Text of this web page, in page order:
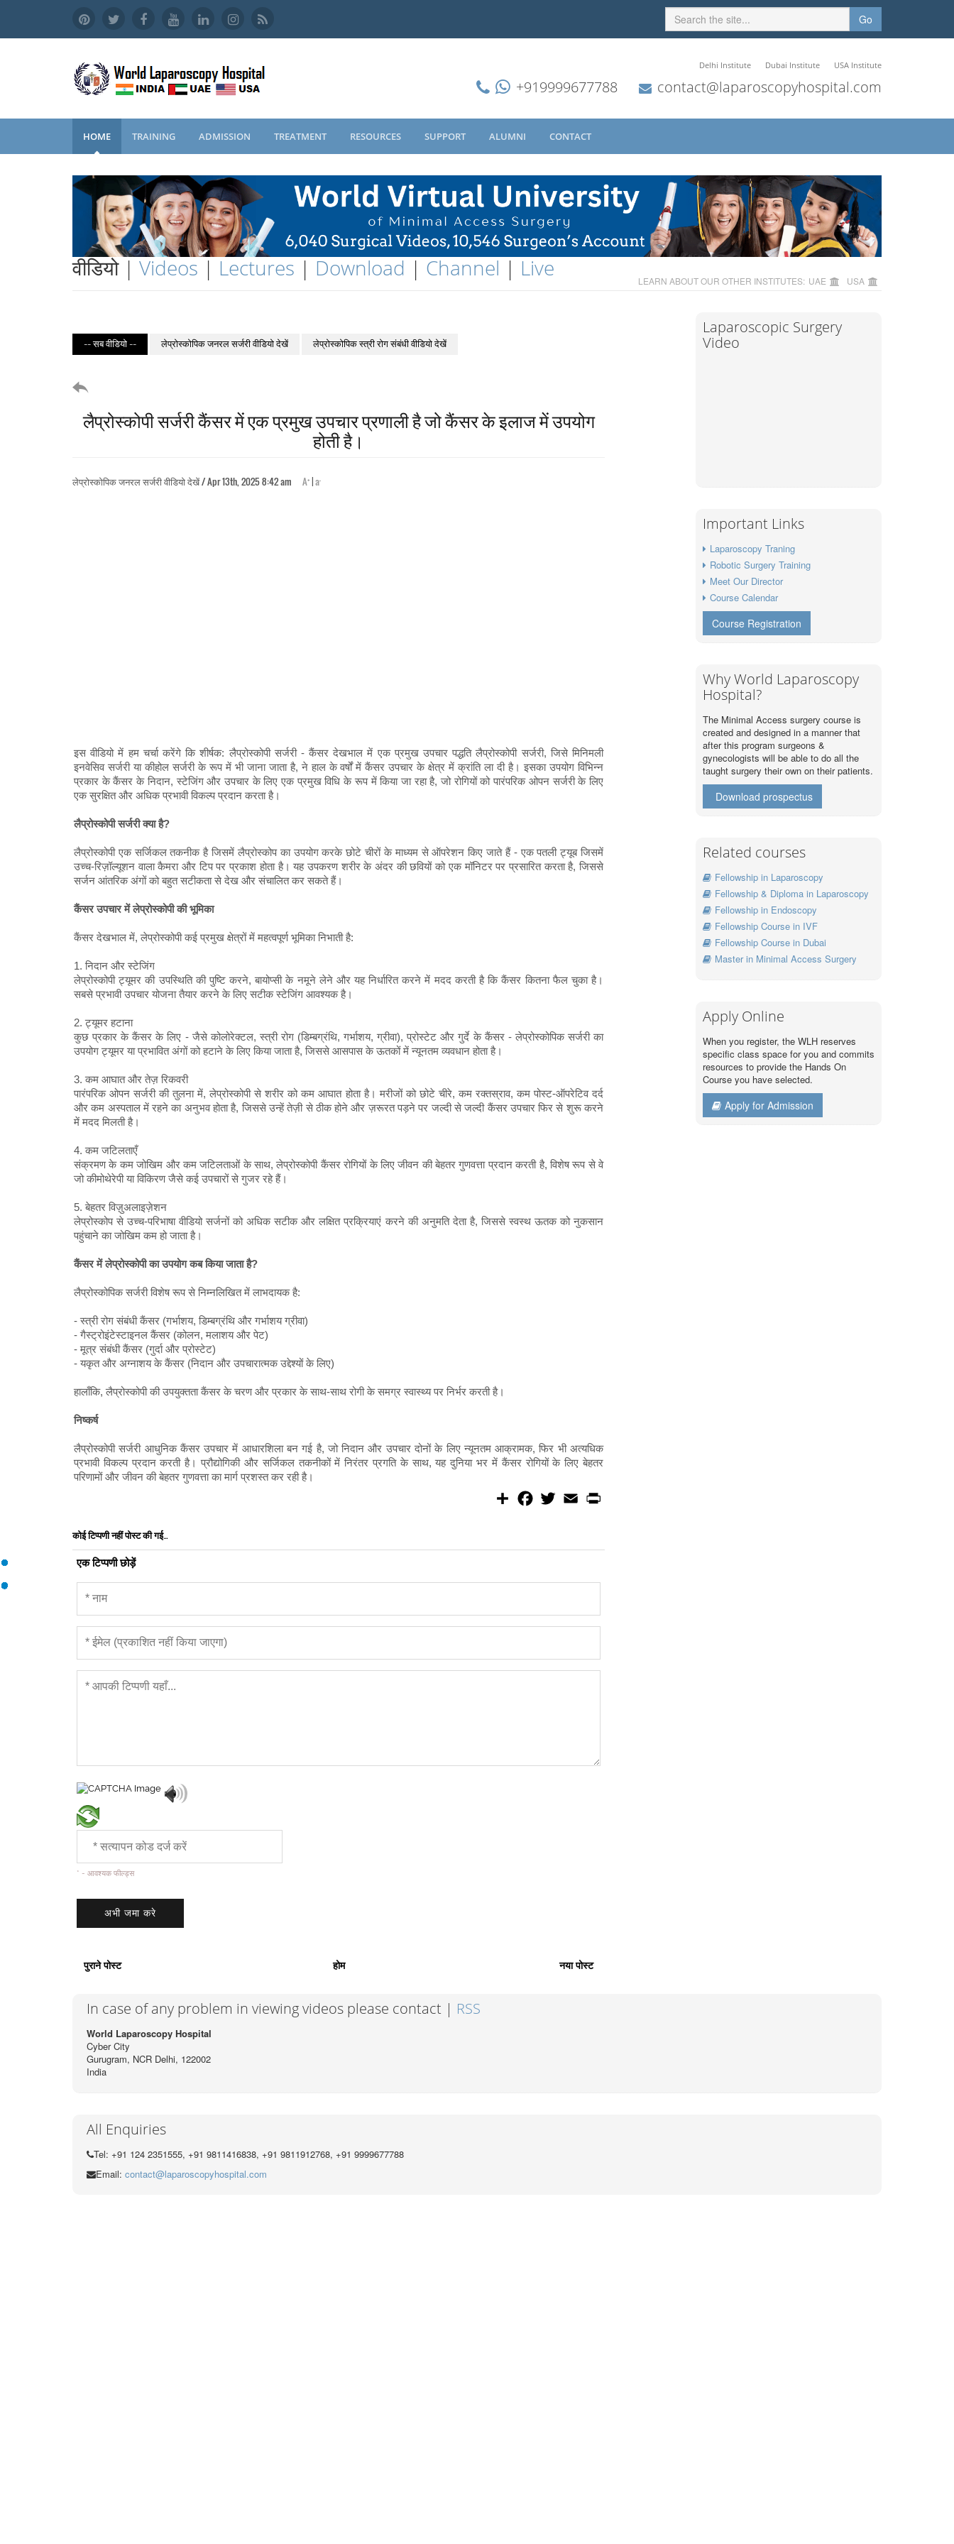
Go
Delhi Institute Dubai Institute USA Institute
+919999677788 contact@laparoscopyhospital.com
HOME TRAINING ADMISSION TREATMENT RESOURCES SUPPORT ALUMNI CONTACT
वीडियो | Videos | Lectures | Download | Channel | Live LEARN ABOUT OUR OTHER INSTITUTES: UAE USA
-- सब वीडियो -- लेप्रोस्कोपिक जनरल सर्जरी वीडियो देखें लेप्रोस्कोपिक स्त्री रोग संबंधी वीडियो देखें
लैप्रोस्कोपी सर्जरी कैंसर में एक प्रमुख उपचार प्रणाली है जो कैंसर के इलाज में उपयोग
होती है।
लेप्रोस्कोपिक जनरल सर्जरी वीडियो देखें / Apr 13th, 2025 8:42 am A+ |a-
इस वीडियो में हम चर्चा करेंगे कि शीर्षक: लैप्रोस्कोपी सर्जरी - कैंसर देखभाल में एक प्रमुख उपचार पद्धति लैप्रोस्कोपी सर्जरी, जिसे मिनिमली
इनवेसिव सर्जरी या कीहोल सर्जरी के रूप में भी जाना जाता है, ने हाल के वर्षों में कैंसर उपचार के क्षेत्र में क्रांति ला दी है। इसका उपयोग विभिन्न
प्रकार के कैंसर के निदान, स्टेजिंग और उपचार के लिए एक प्रमुख विधि के रूप में किया जा रहा है, जो रोगियों को पारंपरिक ओपन सर्जरी के लिए
एक सुरक्षित और अधिक प्रभावी विकल्प प्रदान करता है।
लैप्रोस्कोपी सर्जरी क्या है?
लैप्रोस्कोपी एक सर्जिकल तकनीक है जिसमें लैप्रोस्कोप का उपयोग करके छोटे चीरों के माध्यम से ऑपरेशन किए जाते हैं - एक पतली ट्यूब जिसमें
उच्च-रिज़ॉल्यूशन वाला कैमरा और टिप पर प्रकाश होता है। यह उपकरण शरीर के अंदर की छवियों को एक मॉनिटर पर प्रसारित करता है, जिससे
सर्जन आंतरिक अंगों को बहुत सटीकता से देख और संचालित कर सकते हैं।
कैंसर उपचार में लेप्रोस्कोपी की भूमिका
कैंसर देखभाल में, लेप्रोस्कोपी कई प्रमुख क्षेत्रों में महत्वपूर्ण भूमिका निभाती है:
1. निदान और स्टेजिंग
लेप्रोस्कोपी ट्यूमर की उपस्थिति की पुष्टि करने, बायोप्सी के नमूने लेने और यह निर्धारित करने में मदद करती है कि कैंसर कितना फैल चुका है।
सबसे प्रभावी उपचार योजना तैयार करने के लिए सटीक स्टेजिंग आवश्यक है।
2. ट्यूमर हटाना
कुछ प्रकार के कैंसर के लिए - जैसे कोलोरेक्टल, स्त्री रोग (डिम्बग्रंथि, गर्भाशय, ग्रीवा), प्रोस्टेट और गुर्दे के कैंसर - लेप्रोस्कोपिक सर्जरी का
उपयोग ट्यूमर या प्रभावित अंगों को हटाने के लिए किया जाता है, जिससे आसपास के ऊतकों में न्यूनतम व्यवधान होता है।
3. कम आघात और तेज़ रिकवरी
पारंपरिक ओपन सर्जरी की तुलना में, लेप्रोस्कोपी से शरीर को कम आघात होता है। मरीजों को छोटे चीरे, कम रक्तस्राव, कम पोस्ट-ऑपरेटिव दर्द
और कम अस्पताल में रहने का अनुभव होता है, जिससे उन्हें तेज़ी से ठीक होने और ज़रूरत पड़ने पर जल्दी से जल्दी कैंसर उपचार फिर से शुरू करने
में मदद मिलती है।
4. कम जटिलताएँ
संक्रमण के कम जोखिम और कम जटिलताओं के साथ, लेप्रोस्कोपी कैंसर रोगियों के लिए जीवन की बेहतर गुणवत्ता प्रदान करती है, विशेष रूप से वे
जो कीमोथेरेपी या विकिरण जैसे कई उपचारों से गुजर रहे हैं।
5. बेहतर विज़ुअलाइज़ेशन
लेप्रोस्कोप से उच्च-परिभाषा वीडियो सर्जनों को अधिक सटीक और लक्षित प्रक्रियाएं करने की अनुमति देता है, जिससे स्वस्थ ऊतक को नुकसान
पहुंचाने का जोखिम कम हो जाता है।
कैंसर में लेप्रोस्कोपी का उपयोग कब किया जाता है?
लैप्रोस्कोपिक सर्जरी विशेष रूप से निम्नलिखित में लाभदायक है:
- स्त्री रोग संबंधी कैंसर (गर्भाशय, डिम्बग्रंथि और गर्भाशय ग्रीवा)
- गैस्ट्रोइंटेस्टाइनल कैंसर (कोलन, मलाशय और पेट)
- मूत्र संबंधी कैंसर (गुर्दा और प्रोस्टेट)
- यकृत और अग्नाशय के कैंसर (निदान और उपचारात्मक उद्देश्यों के लिए)
हालाँकि, लैप्रोस्कोपी की उपयुक्तता कैंसर के चरण और प्रकार के साथ-साथ रोगी के समग्र स्वास्थ्य पर निर्भर करती है।
निष्कर्ष
लैप्रोस्कोपी सर्जरी आधुनिक कैंसर उपचार में आधारशिला बन गई है, जो निदान और उपचार दोनों के लिए न्यूनतम आक्रामक, फिर भी अत्यधिक
प्रभावी विकल्प प्रदान करती है। प्रौद्योगिकी और सर्जिकल तकनीकों में निरंतर प्रगति के साथ, यह दुनिया भर में कैंसर रोगियों के लिए बेहतर
परिणामों और जीवन की बेहतर गुणवत्ता का मार्ग प्रशस्त कर रही है।
S
o
w
e
m
कोई टिप्पणी नहीं पोस्ट की गई...
एक टिप्पणी छोड़ें
* - आवश्यक फील्ड्स
पुराने पोस्ट होम नया पोस्ट
Laparoscopic Surgery
Video
Important Links
Laparoscopy Traning
Robotic Surgery Training
Meet Our Director
Course Calendar
Course Registration
Why World Laparoscopy
Hospital?
The Minimal Access surgery course is
created and designed in a manner that
after this program surgeons &
gynecologists will be able to do all the
taught surgery their own on their patients.
Download prospectus
Related courses
Fellowship in Laparoscopy
Fellowship & Diploma in Laparoscopy
Fellowship in Endoscopy
Fellowship Course in IVF
Fellowship Course in Dubai
Master in Minimal Access Surgery
Apply Online
When you register, the WLH reserves
specific class space for you and commits
resources to provide the Hands On
Course you have selected.
Apply for Admission
In case of any problem in viewing videos please contact | RSS
World Laparoscopy Hospital
Cyber City
Gurugram, NCR Delhi, 122002
India
All Enquiries
Tel: +91 124 2351555, +91 9811416838, +91 9811912768, +91 9999677788
Email: contact@laparoscopyhospital.com